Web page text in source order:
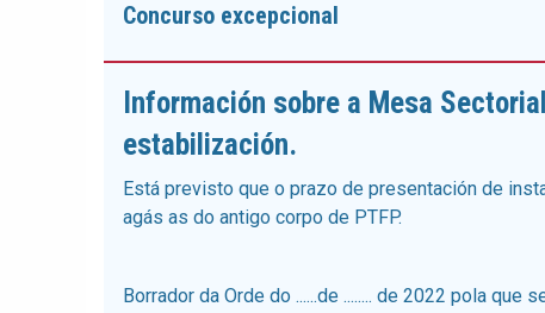
Concurso excepcional
Información sobre a Mesa
estabilización.
Está previsto que o prazo de presentación de
agás as do antigo corpo de PTFP.
Borrador da Orde do ......de ........ de 2022 pola